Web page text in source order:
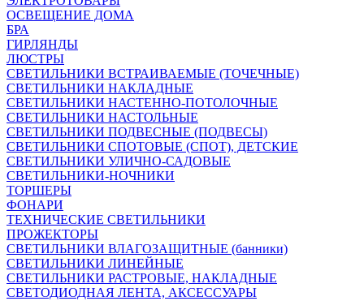
ОСВЕЩЕНИЕ ДОМА
БРА
ГИРЛЯНДЫ
ЛЮСТРЫ
СВЕТИЛЬНИКИ ВСТРАИВАЕМЫЕ (ТОЧЕЧНЫЕ)
СВЕТИЛЬНИКИ НАКЛАДНЫЕ
СВЕТИЛЬНИКИ НАСТЕННО-ПОТОЛОЧНЫЕ
СВЕТИЛЬНИКИ НАСТОЛЬНЫЕ
СВЕТИЛЬНИКИ ПОДВЕСНЫЕ (ПОДВЕСЫ)
СВЕТИЛЬНИКИ СПОТОВЫЕ (СПОТ), ДЕТСКИЕ
СВЕТИЛЬНИКИ УЛИЧНО-САДОВЫЕ
СВЕТИЛЬНИКИ-НОЧНИКИ
ТОРШЕРЫ
ФОНАРИ
ТЕХНИЧЕСКИЕ СВЕТИЛЬНИКИ
ПРОЖЕКТОРЫ
СВЕТИЛЬНИКИ ВЛАГОЗАЩИТНЫЕ (банники)
СВЕТИЛЬНИКИ ЛИНЕЙНЫЕ
СВЕТИЛЬНИКИ РАСТРОВЫЕ, НАКЛАДНЫЕ
СВЕТОДИОДНАЯ ЛЕНТА, АКСЕССУАРЫ